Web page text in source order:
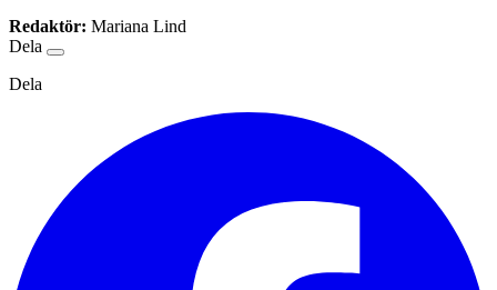
Redaktör: Mariana Lind
Dela
Dela